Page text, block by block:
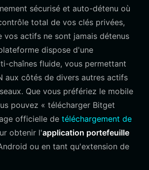
sécurisé et auto-détenu où
total de vos clés privées,
vos actifs ne sont jamais détenus
dispose d'une
chaînes fluide, vous permettant
aux côtés de divers autres actifs
Que vous préfériez le mobile
pouvez « télécharger Bitget
officielle de téléchargement de
obtenir l'application portefeuille
ou en tant qu'extension de